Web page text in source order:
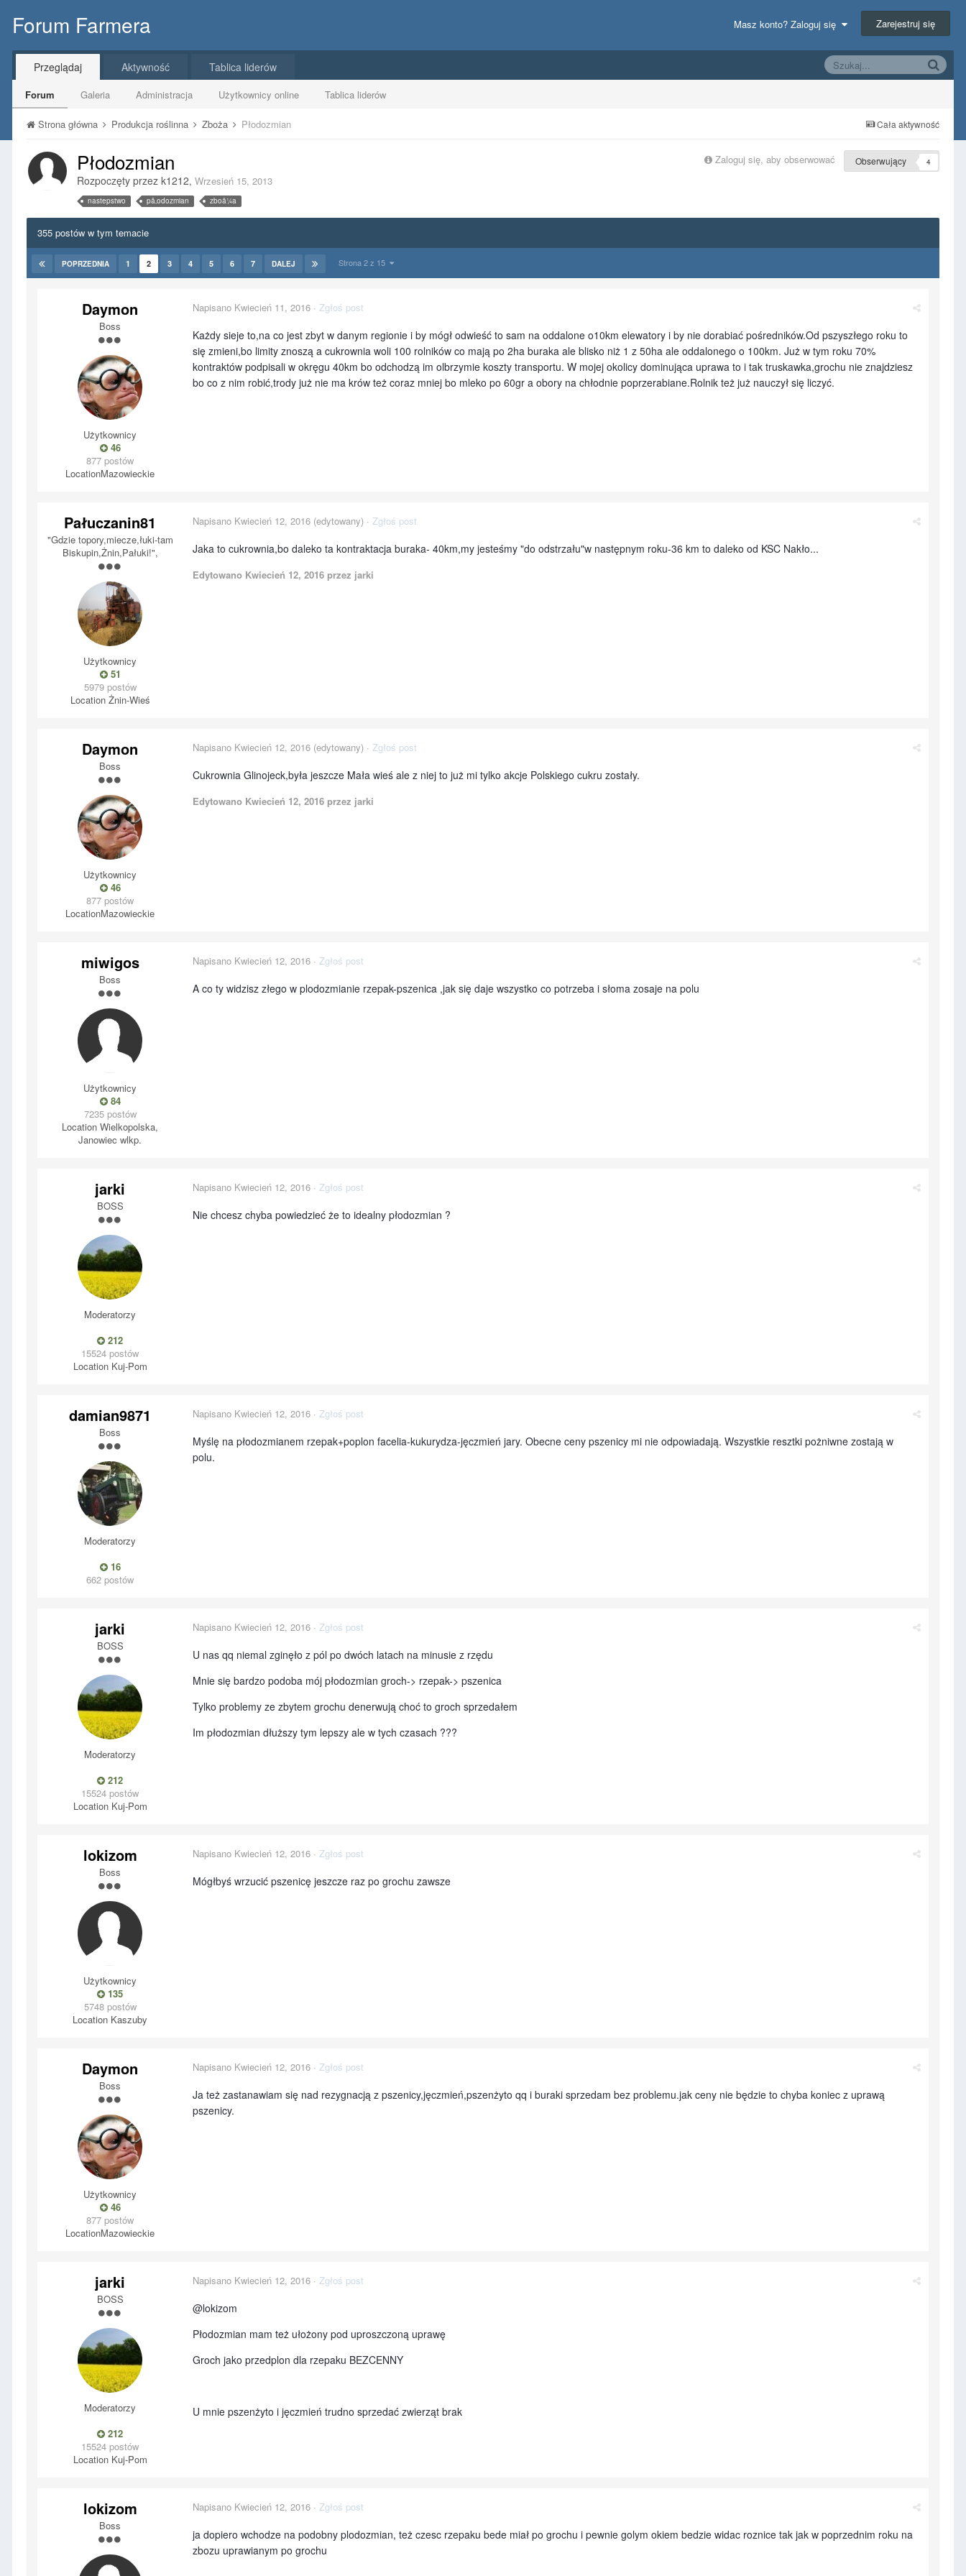
Forum Farmera Masz konto? Zaloguj się Zarejestruj się
Przeglądaj
Forum Galeria Administracja Użytkownicy online Tablica liderów
Aktywność Tablica liderów
Cała aktywność
Strona główna Produkcja roślinna Zboża Płodozmian
Zaloguj się, aby obserwować Obserwujący 4
Płodozmian
Rozpoczęty przez k1212, Wrzesień 15, 2013
nastepstwo på‚odozmian zboå¼a
355 postów w tym temacie
POPRZEDNIA 1 2 3 4 5 6 7 DALEJ Strona 2 z 15
Daymon
Boss
Użytkownicy
46
877 postów
LocationMazowieckie
Napisano Kwiecień 11, 2016 · Zgłoś post
Każdy sieje to,na co jest zbyt w danym regionie i by mógł odwieść to sam na oddalone o10km elewatory i by nie dorabiać pośredników.Od pszyszłego roku to
się zmieni,bo limity znoszą a cukrownia woli 100 rolników co mają po 2ha buraka ale blisko niż 1 z 50ha ale oddalonego o 100km. Już w tym roku 70%
kontraktów podpisali w okręgu 40km bo odchodzą im olbrzymie koszty transportu. W mojej okolicy dominująca uprawa to i tak truskawka,grochu nie znajdziesz
bo co z nim robić,trody już nie ma krów też coraz mniej bo mleko po 60gr a obory na chłodnie poprzerabiane.Rolnik też już nauczył się liczyć.
Pałuczanin81
"Gdzie topory,miecze,łuki-tam
Biskupin,Żnin,Pałuki!",
Użytkownicy
51
5979 postów
LocationŻnin-Wieś
Napisano Kwiecień 12, 2016 (edytowany) · Zgłoś post
Jaka to cukrownia,bo daleko ta kontraktacja buraka- 40km,my jesteśmy "do odstrzału"w następnym roku-36 km to daleko od KSC Nakło...
Edytowano Kwiecień 12, 2016 przez jarki
Daymon
Boss
Użytkownicy
46
877 postów
LocationMazowieckie
Napisano Kwiecień 12, 2016 (edytowany) · Zgłoś post
Cukrownia Glinojeck,była jeszcze Mała wieś ale z niej to już mi tylko akcje Polskiego cukru zostały.
Edytowano Kwiecień 12, 2016 przez jarki
miwigos
Boss
Użytkownicy
84
7235 postów
Location Wielkopolska,
Janowiec wlkp.
Napisano Kwiecień 12, 2016 · Zgłoś post
A co ty widzisz złego w plodozmianie rzepak-pszenica ,jak się daje wszystko co potrzeba i słoma zosaje na polu
jarki
BOSS
Moderatorzy
212
15524 postów
LocationKuj-Pom
Napisano Kwiecień 12, 2016 · Zgłoś post
Nie chcesz chyba powiedzieć że to idealny płodozmian ?
damian9871
Boss
Moderatorzy
16
662 postów
Napisano Kwiecień 12, 2016 · Zgłoś post
Myślę na płodozmianem rzepak+poplon facelia-kukurydza-jęczmień jary. Obecne ceny pszenicy mi nie odpowiadają. Wszystkie resztki pożniwne zostają w
polu.
jarki
BOSS
Moderatorzy
212
15524 postów
LocationKuj-Pom
Napisano Kwiecień 12, 2016 · Zgłoś post
U nas qq niemal zginęło z pól po dwóch latach na minusie z rzędu
Mnie się bardzo podoba mój płodozmian groch-> rzepak-> pszenica
Tylko problemy ze zbytem grochu denerwują choć to groch sprzedałem
Im płodozmian dłuższy tym lepszy ale w tych czasach ???
lokizom
Boss
Użytkownicy
135
5748 postów
Location Kaszuby
Napisano Kwiecień 12, 2016 · Zgłoś post
Mógłbyś wrzucić pszenicę jeszcze raz po grochu zawsze
Daymon
Boss
Użytkownicy
46
877 postów
LocationMazowieckie
Napisano Kwiecień 12, 2016 · Zgłoś post
Ja też zastanawiam się nad rezygnacją z pszenicy,jęczmień,pszenżyto qq i buraki sprzedam bez problemu.jak ceny nie będzie to chyba koniec z uprawą
pszenicy.
jarki
BOSS
Moderatorzy
212
15524 postów
LocationKuj-Pom
Napisano Kwiecień 12, 2016 · Zgłoś post
@lokizom
Płodozmian mam też ułożony pod uproszczoną uprawę
Groch jako przedplon dla rzepaku BEZCENNY
U mnie pszenżyto i jęczmień trudno sprzedać zwierząt brak
lokizom
Boss
Napisano Kwiecień 12, 2016 · Zgłoś post
ja dopiero wchodze na podobny plodozmian, też czesc rzepaku bede miał po grochu i pewnie golym okiem bedzie widac roznice tak jak w poprzednim roku na
zbozu uprawianym po grochu